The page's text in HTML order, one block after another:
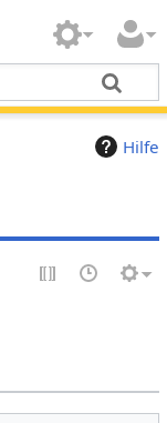
Hilfe